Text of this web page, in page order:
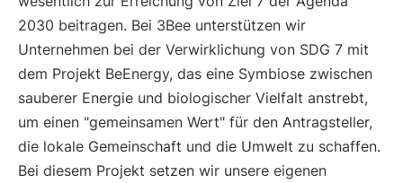
2030 beitragen. Bei 3Bee unterstützen wir
Unternehmen bei der Verwirklichung von SDG 7 mit
dem Projekt BeEnergy, das eine Symbiose zwischen
sauberer Energie und biologischer Vielfalt anstrebt,
um einen "gemeinsamen Wert" für den Antragsteller,
die lokale Gemeinschaft und die Umwelt zu schaffen.
Bei diesem Projekt setzen wir unsere eigenen